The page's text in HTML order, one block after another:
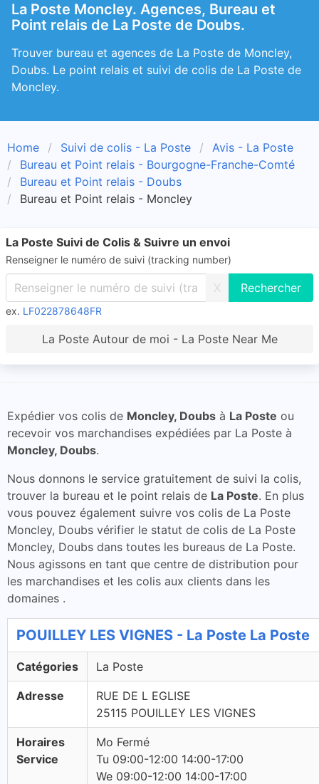
La Poste Moncley. Agences, Bureau et
Point relais de La Poste de Doubs.
Trouver bureau et agences de La Poste de Moncley,
Doubs. Le point relais et suivi de colis de La Poste de
Moncley.
Home Suivi de colis - La Poste
Avis - La Poste
Bureau et Point relais - Bourgogne-Franche-Comté
Bureau et Point relais - Doubs
Bureau et Point relais - Moncley
La Poste Suivi de Colis & Suivre un envoi
Renseigner le numéro de suivi (tracking number)
X
ex. LF022878648FR
La Poste Autour de moi - La Poste Near Me
Expédier vos colis de Moncley, Doubs à La Poste ou
recevoir vos marchandises expédiées par La Poste à
Moncley, Doubs.
Nous donnons le service gratuitement de suivi la colis,
trouver la bureau et le point relais de La Poste. En plus
vous pouvez également suivre vos colis de La Poste
Moncley, Doubs vérifier le statut de colis de La Poste
Moncley, Doubs dans toutes les bureaus de La Poste.
Nous agissons en tant que centre de distribution pour
les marchandises et les colis aux clients dans les
domaines .
POUILLEY LES VIGNES - La Poste La Poste
Catégories La Poste
Adresse
RUE DE L EGLISE
25115 POUILLEY LES VIGNES
Horaires
Service
Mo Fermé
Tu 09:00-12:00 14:00-17:00
We 09:00-12:00 14:00-17:00